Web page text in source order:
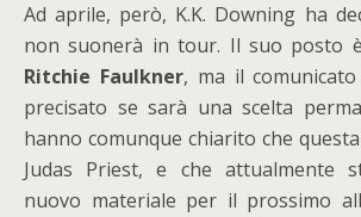
Ad aprile, però, K.K. Downing ha
non suonerà in tour. Il suo posto
Ritchie Faulkner, ma il
precisato se sarà una scelta
hanno comunque chiarito che
Judas Priest, e che attualmente
nuovo materiale per il prossimo